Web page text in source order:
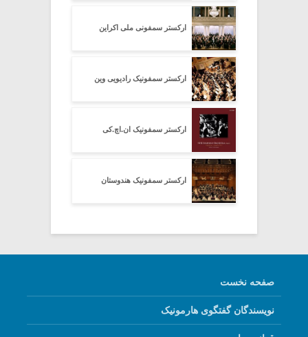
ارکستر سمفونی ملی اکراین
ارکستر سمفونیک رادیویی وین
ارکستر سمفونیک ان.اچ.کی
ارکستر سمفونیک هندوستان
صفحه نخست
نویسندگان گفتگوی هارمونیک